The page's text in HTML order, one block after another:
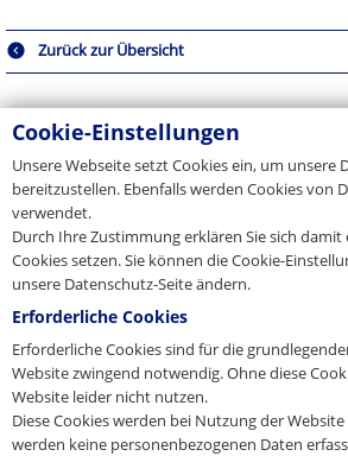
Zurück zur Übersicht
Pressekontakt
Sie sind Journalist, Medienvertreter oder
Fragen zu unserem Unternehmen? Nehmen
auf.
E-Mail
presse@pfeifer.de
Presse-Anfrage
Name
Cookie-Einstellungen
Unsere Webseite setzt Cookies ein, um unsere
bereitzustellen. Ebenfalls werden Cookies von
verwendet.
Durch Ihre Zustimmung erklären Sie sich
Cookies setzen. Sie können die Cookie-
unsere Datenschutz-Seite ändern.
Erforderliche Cookies
Erforderliche Cookies sind für die
Website zwingend notwendig. Ohne diese
Website leider nicht nutzen.
Diese Cookies werden bei Nutzung der
werden keine personenbezogenen Daten